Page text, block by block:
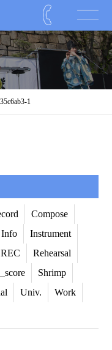
1
Compose
Info
Instrument
REC
Rehearsal
Shrimp
Univ.
Work